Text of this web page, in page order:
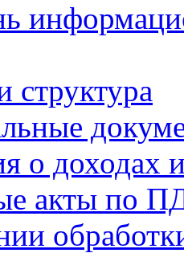
структура
о доходах
акты по